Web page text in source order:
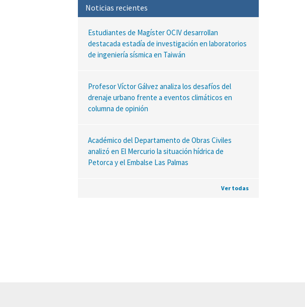
Noticias recientes
Estudiantes de Magíster OCIV desarrollan
destacada estadía de investigación en laboratorios
de ingeniería sísmica en Taiwán
Profesor Víctor Gálvez analiza los desafíos del
drenaje urbano frente a eventos climáticos en
columna de opinión
Académico del Departamento de Obras Civiles
analizó en El Mercurio la situación hídrica de
Petorca y el Embalse Las Palmas
Ver todas